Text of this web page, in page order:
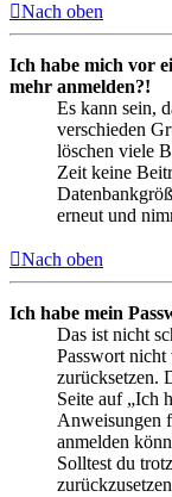
Nach oben
Ich habe mich vor
mehr anmelden?!
Es kann sein,
verschieden
löschen viele
Zeit keine
erneut und
Nach oben
Ich habe mein
Das ist nicht
Passwort nicht
zurücksetzen.
Seite auf „Ich
Anweisungen
anmelden
Solltest du